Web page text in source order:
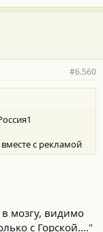
#6.560
с рекламой
мозгу, видимо
с Горской...."